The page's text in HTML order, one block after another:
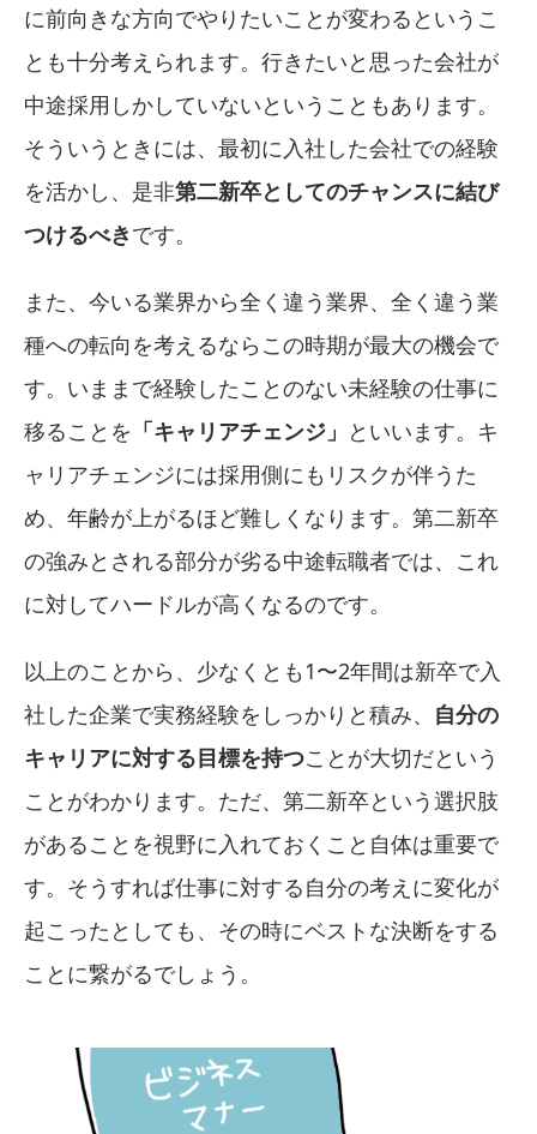
に前向きな方向でやりたいことが変わるというこ
とも十分考えられます。行きたいと思った会社が
中途採用しかしていないということもあります。
そういうときには、最初に入社した会社での経験
を活かし、是非第二新卒としてのチャンスに結び
つけるべきです。
また、今いる業界から全く違う業界、全く違う業
種への転向を考えるならこの時期が最大の機会で
す。いままで経験したことのない未経験の仕事に
移ることを 「キャリアチェンジ」 といいます。キ
ャリアチェンジには採用側にもリスクが伴うた
め、年齢が上がるほど難しくなります。第二新卒
の強みとされる部分が劣る中途転職者では、これ
に対してハードルが高くなるのです。
以上のことから、少なくとも1〜2年間は新卒で入
社した企業で実務経験をしっかりと積み、 自分の
キャリアに対する目標を持つことが大切だという
ことがわかります。ただ、第二新卒という選択肢
があることを視野に入れておくこと自体は重要で
す。そうすれば仕事に対する自分の考えに変化が
起こったとしても、その時にベストな決断をする
ことに繋がるでしょう。